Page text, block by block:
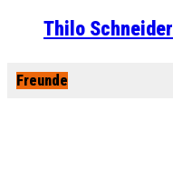
Thilo Schneider
Freunde